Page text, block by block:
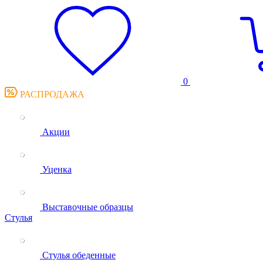
0
РАСПРОДАЖА
Акции
Уценка
Выставочные образцы
Стулья
Стулья обеденные